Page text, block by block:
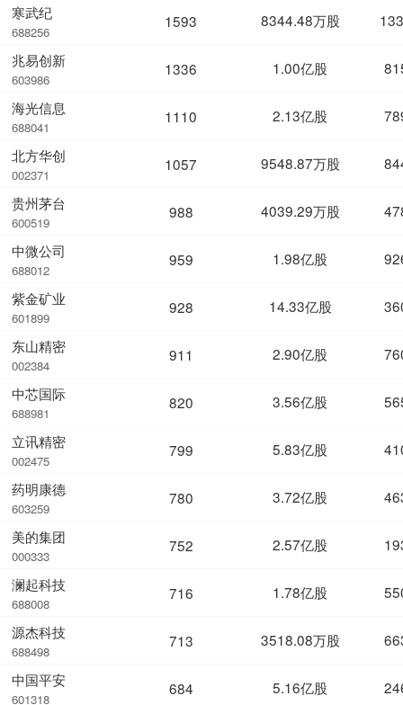
寒武纪
688256
兆易创新
603986
海光信息
688041
北方华创
002371
贵州茅台
600519
中微公司
688012
紫金矿业
601899
东山精密
002384
中芯国际
688981
立讯精密
002475
药明康德
603259
美的集团
000333
澜起科技
688008
源杰科技
688498
中国平安
601318
1593 8344.48万股
1336 1.00亿股
1110 2.13亿股
1057 9548.87万股
988 4039.29万股
959 1.98亿股
928 14.33亿股
911 2.90亿股
820 3.56亿股
799 5.83亿股
780 3.72亿股
752 2.57亿股
716 1.78亿股
713 3518.08万股
684 5.16亿股